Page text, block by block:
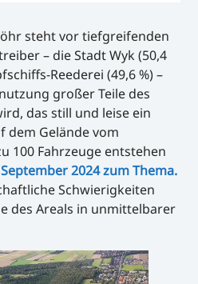
steht vor tiefgreifenden
– die Stadt Wyk (50,4
Reederei (49,6 %) –
großer Teile des
das still und leise ein
dem Gelände vom
100 Fahrzeuge entstehen
2024 zum Thema.
Schwierigkeiten
des Areals in unmittelbarer